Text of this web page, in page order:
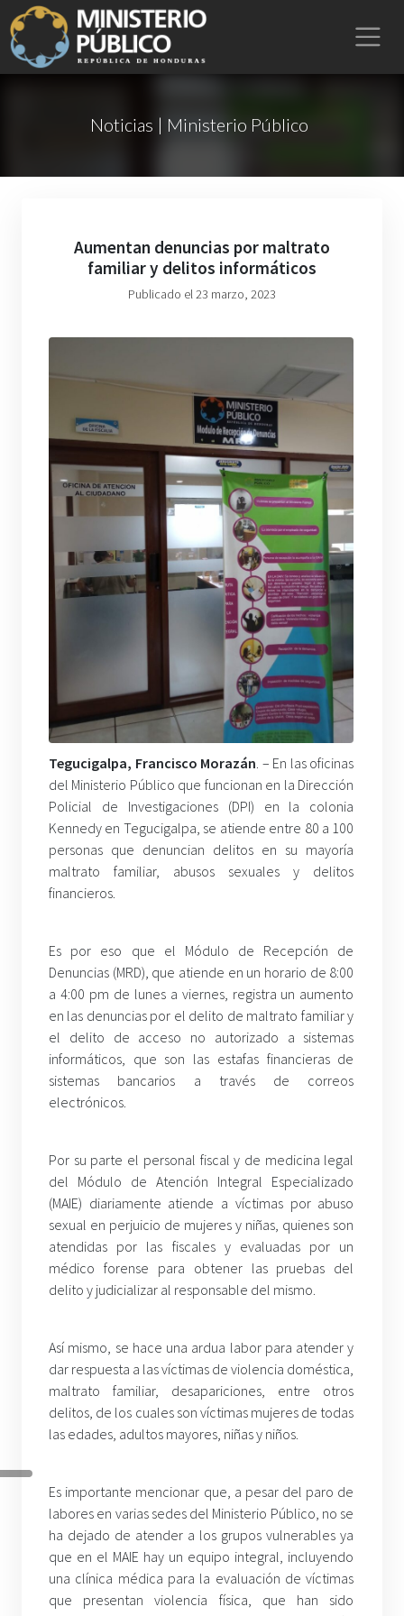
Noticias | Ministerio Público
Aumentan denuncias por maltrato
familiar y delitos informáticos
Publicado el 23 marzo, 2023
Tegucigalpa, Francisco Morazán . – En las oficinas
del Ministerio Público que funcionan en la Dirección
Policial de Investigaciones (DPI) en la colonia
Kennedy en Tegucigalpa, se atiende entre 80 a 100
personas que denuncian delitos en su mayoría
maltrato familiar, abusos sexuales y delitos
financieros.
Es por eso que el Módulo de Recepción de
Denuncias (MRD), que atiende en un horario de 8:00
a 4:00 pm de lunes a viernes, registra un aumento
en las denuncias por el delito de maltrato familiar y
el delito de acceso no autorizado a sistemas
informáticos, que son las estafas financieras de
sistemas bancarios a través de correos
electrónicos.
Por su parte el personal fiscal y de medicina legal
del Módulo de Atención Integral Especializado
(MAIE) diariamente atiende a víctimas por abuso
sexual en perjuicio de mujeres y niñas, quienes son
atendidas por las fiscales y evaluadas por un
médico forense para obtener las pruebas del
delito y judicializar al responsable del mismo.
Así mismo, se hace una ardua labor para atender y
dar respuesta a las víctimas de violencia doméstica,
maltrato familiar, desapariciones, entre otros
delitos, de los cuales son víctimas mujeres de todas
las edades, adultos mayores, niñas y niños.
Es importante mencionar que, a pesar del paro de
labores en varias sedes del Ministerio Público, no se
ha dejado de atender a los grupos vulnerables ya
que en el MAIE hay un equipo integral, incluyendo
una clínica médica para la evaluación de víctimas
que presentan violencia física, que han sido